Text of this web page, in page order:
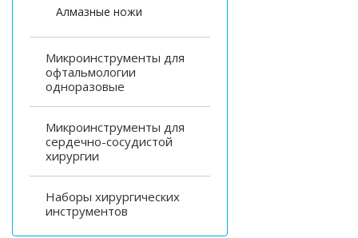
Алмазные ножи
Микроинструменты для
офтальмологии
одноразовые
Микроинструменты для
сердечно-сосудистой
хирургии
Наборы хирургических
инструментов